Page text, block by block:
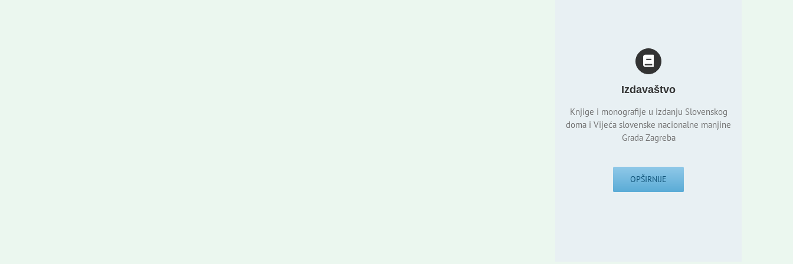
Izdavaštvo
Knjige i monografije u izdanju Slovenskog
doma i Vijeća slovenske nacionalne manjine
Grada Zagreba
OPŠIRNIJE